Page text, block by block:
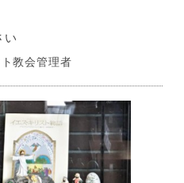
い
教会管理者